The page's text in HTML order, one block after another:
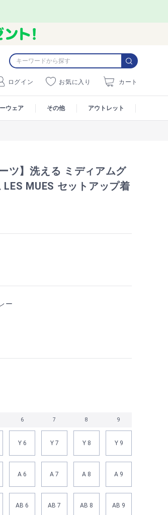
ログイン お気に入り カート
ウェア その他 アウトレット
ツ】洗える ミディアムグ
MUES セットアップ着
ー
6 7 8 9
Y 6 Y 7 Y 8 Y 9
A 6 A 7 A 8 A 9
AB 6 AB 7 AB 8 AB 9